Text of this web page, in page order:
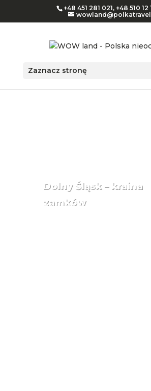
+48 451 281 021, +48 510 12
Zaznacz stronę
Dolny Śląsk – kraina
zamków